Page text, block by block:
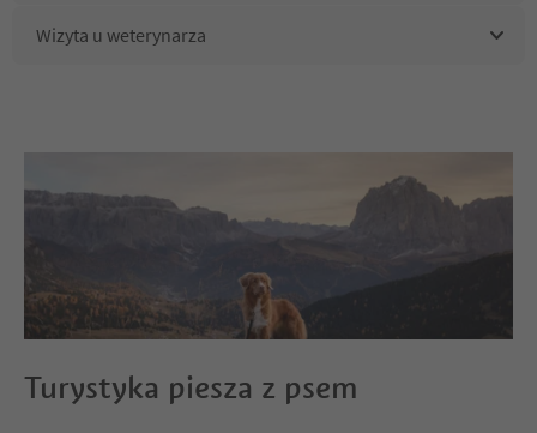
Wizyta u weterynarza
Turystyka piesza z psem